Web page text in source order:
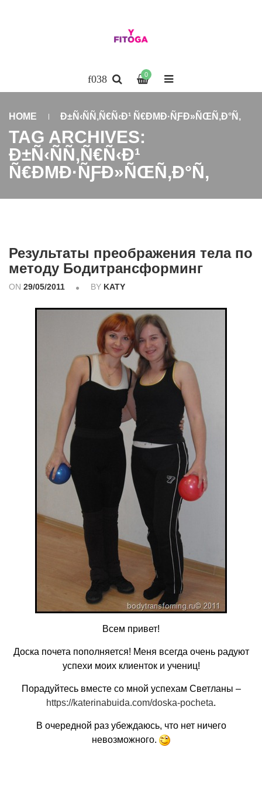
0
HOME Ð±Ñ‹ÑÑ‚Ñ€Ñ‹Ð¹ Ñ€ÐΜÐ·ÑƑÐ»ÑŒÑ‚Ð°Ñ‚
TAG ARCHIVES:
Ð±Ñ‹ÑÑ‚Ñ€Ñ‹Ð¹
Ñ€ÐΜÐ·ÑƑÐ»ÑŒÑ‚Ð°Ñ‚
Результаты преображения тела по
методу Бодитрансформинг
ON 29/05/2011 BY KATY
Всем привет!
Доска почета пополняется! Меня всегда очень радуют
успехи моих клиенток и учениц!
Порадуйтесь вместе со мной успехам Светланы –
https://katerinabuida.com/doska-pocheta.
В очередной раз убеждаюсь, что нет ничего
невозможного.